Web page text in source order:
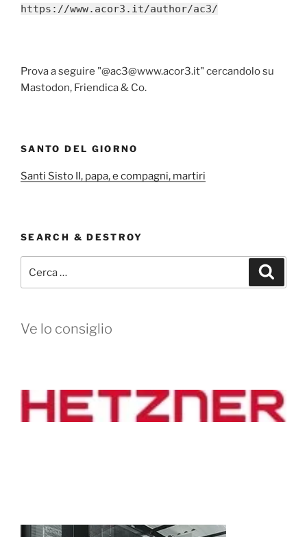
https://www.acor3.it/author/ac3/
Prova a seguire "@ac3@www.acor3.it" cercandolo su
Mastodon, Friendica & Co.
SANTO DEL GIORNO
Santi Sisto II, papa, e compagni, martiri
SEARCH & DESTROY
Ve lo consiglio